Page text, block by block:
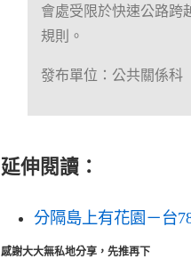
會處受限於快速公路跨
規則。
發布單位：公共關係科
延伸閱讀：
分隔島上有花園－台
感謝大大無私地分享，先推再下